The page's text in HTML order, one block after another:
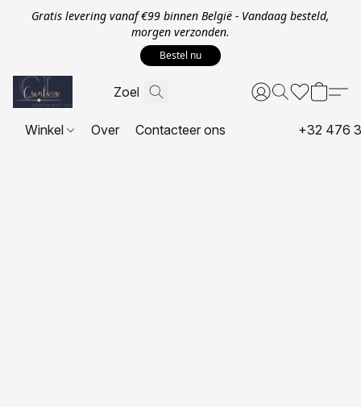
Gratis levering vanaf €99 binnen België - Vandaag besteld,
morgen verzonden.
Bestel nu
Winkel Over Contacteer ons +32 476